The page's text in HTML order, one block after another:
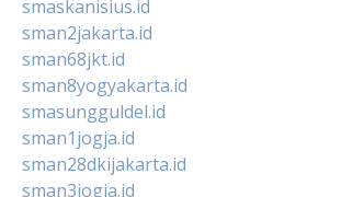
smaskanisius.id
sman2jakarta.id
sman68jkt.id
sman8yogyakarta.id
smasungguldel.id
sman1jogja.id
sman28dkijakarta.id
sman3jogja.id